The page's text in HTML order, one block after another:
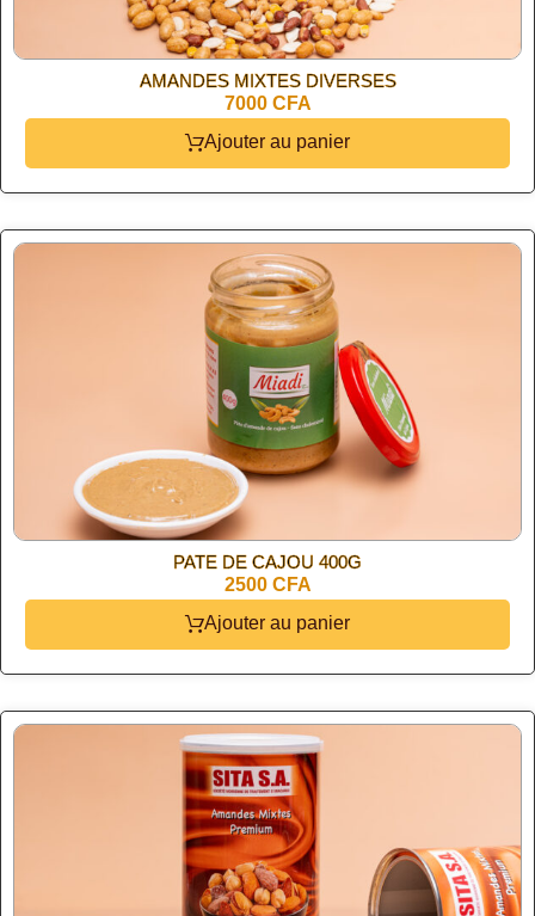
AMANDES MIXTES DIVERSES
7000 CFA
Ajouter au panier
⁠PATE DE CAJOU 400G
2500 CFA
Ajouter au panier